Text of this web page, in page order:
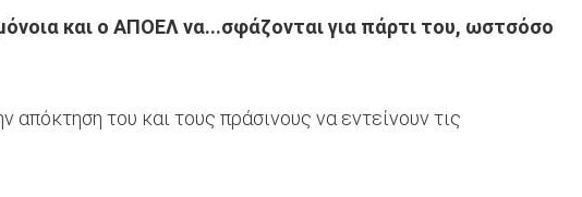
και ο ΑΠΟΕΛ να...σφάζονται για πάρτι του, ωστσόσο
του και τους πράσινους να εντείνουν τις